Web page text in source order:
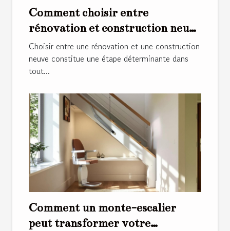
Comment choisir entre
rénovation et construction neuve
?
Choisir entre une rénovation et une construction
neuve constitue une étape déterminante dans
tout...
Comment un monte-escalier
peut transformer votre